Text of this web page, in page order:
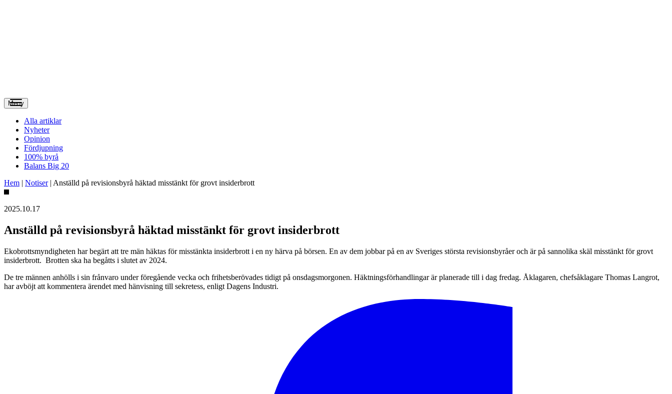
Meny
Alla artiklar
Nyheter
Opinion
Fördjupning
100% byrå
Balans Big 20
Hem | Notiser| Anställd på revisionsbyrå häktad misstänkt för grovt insiderbrott
2025.10.17
Anställd på revisionsbyrå häktad misstänkt för grovt insiderbrott
Ekobrottsmyndigheten har begärt att tre män häktas för misstänkta insiderbrott i en ny härva på börsen. En av dem jobbar på en av Sveriges största revisionsbyråer och är på sannolika skäl misstänkt för grovt
insiderbrott. Brotten ska ha begåtts i slutet av 2024.
De tre männen anhölls i sin frånvaro under föregående vecka och frihetsberövades tidigt på onsdagsmorgonen. Häktningsförhandlingar är planerade till i dag fredag. Åklagaren, chefsåklagare Thomas Langrot,
har avböjt att kommentera ärendet med hänvisning till sekretess, enligt Dagens Industri.